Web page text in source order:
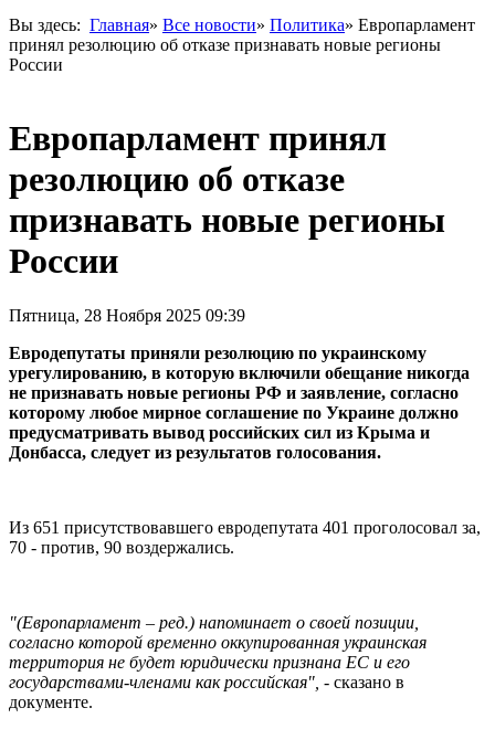
Вы здесь: Главная» Все новости» Политика» Европарламент
принял резолюцию об отказе признавать новые регионы
России
Европарламент принял
резолюцию об отказе
признавать новые регионы
России
Пятница, 28 Ноября 2025 09:39
Евродепутаты приняли резолюцию по украинскому
урегулированию, в которую включили обещание никогда
не признавать новые регионы РФ и заявление, согласно
которому любое мирное соглашение по Украине должно
предусматривать вывод российских сил из Крыма и
Донбасса, следует из результатов голосования.
Из 651 присутствовавшего евродепутата 401 проголосовал за,
70 - против, 90 воздержались.
"(Европарламент – ред.) напоминает о своей позиции,
согласно которой временно оккупированная украинская
территория не будет юридически признана ЕС и его
государствами-членами как российская", - сказано в
документе.